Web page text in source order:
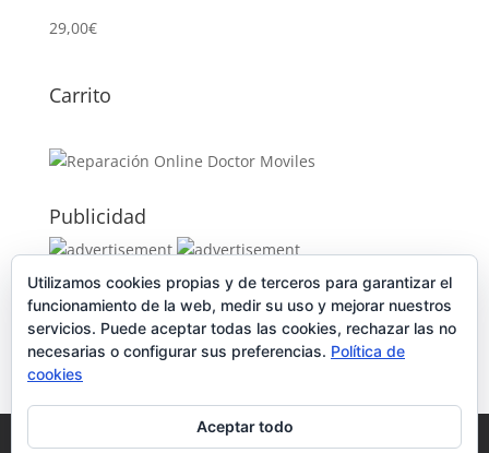
29,00€
Carrito
Publicidad
Publicidad
Política de Cookies Condiciones y Privacidad
Utilizamos cookies propias y de terceros para garantizar el
funcionamiento de la web, medir su uso y mejorar nuestros
servicios. Puede aceptar todas las cookies, rechazar las no
necesarias o configurar sus preferencias. Política de
cookies
Aceptar todo